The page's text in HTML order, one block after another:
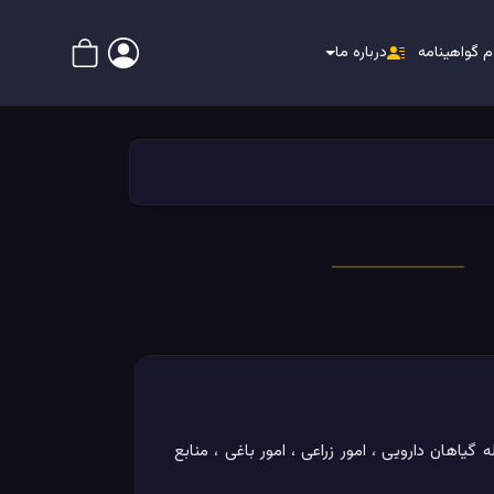
گواهینامه درباره ما
کشاورزی از جمله گیاهان دارویی ، امور زراعی ، امور باغی ، منابع